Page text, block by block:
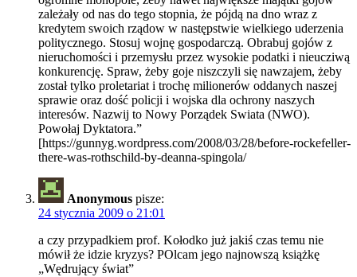
zależały od nas do tego stopnia, że pójdą na dno wraz z
kredytem swoich rządow w następstwie wielkiego uderzenia
politycznego. Stosuj wojnę gospodarczą. Obrabuj gojów z
nieruchomości i przemysłu przez wysokie podatki i nieucziwą
konkurencję. Spraw, żeby goje niszczyli się nawzajem, żeby
został tylko proletariat i trochę milionerów oddanych naszej
sprawie oraz dość policji i wojska dla ochrony naszych
interesów. Nazwij to Nowy Porządek Swiata (NWO).
Powołaj Dyktatora.”
[https://gunnyg.wordpress.com/2008/03/28/before-rockefeller-
there-was-rothschild-by-deanna-spingola/
Anonymous pisze:
24 stycznia 2009 o 21:01
a czy przypadkiem prof. Kołodko już jakiś czas temu nie
mówił że idzie kryzys? POlcam jego najnowszą książkę
„Wędrujący świat”